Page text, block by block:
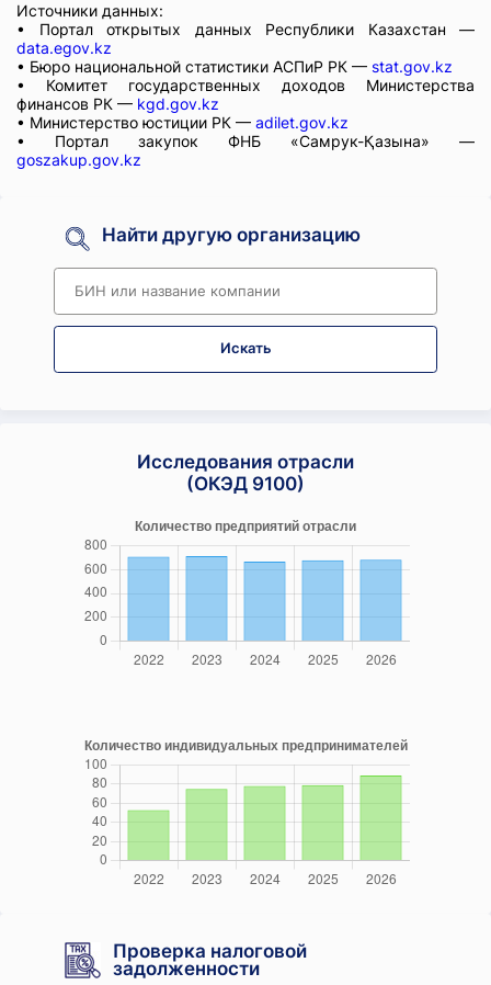
Источники данных:
• Портал открытых данных Республики Казахстан —
data.egov.kz
• Бюро национальной статистики АСПиР РК — stat.gov.kz
• Комитет государственных доходов Министерства
финансов РК — kgd.gov.kz
• Министерство юстиции РК — adilet.gov.kz
• Портал закупок ФНБ «Самрук-Қазына» —
goszakup.gov.kz
Найти другую организацию
Искать
Исследования отрасли
(ОКЭД 9100)
Проверка налоговой
задолженности